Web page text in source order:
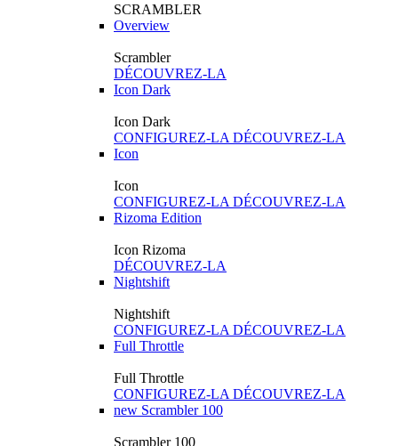
SCRAMBLER
Overview
Scrambler
DÉCOUVREZ-LA
Icon Dark
Icon Dark
CONFIGUREZ-LA DÉCOUVREZ-LA
Icon
Icon
CONFIGUREZ-LA DÉCOUVREZ-LA
Rizoma Edition
Icon Rizoma
DÉCOUVREZ-LA
Nightshift
Nightshift
CONFIGUREZ-LA DÉCOUVREZ-LA
Full Throttle
Full Throttle
CONFIGUREZ-LA DÉCOUVREZ-LA
new Scrambler 100
Scrambler 100